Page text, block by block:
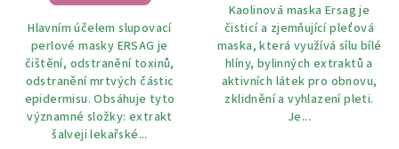
Hlavním účelem slupovací
perlové masky ERSAG je
čištění, odstranění toxinů,
odstranění mrtvých částic
epidermisu. Obsáhuje tyto
významné složky: extrakt
šalveji lekařské...
Kaolinová maska Ersag je
čisticí a zjemňující pleťová
maska, která využívá sílu bílé
hlíny, bylinných extraktů a
aktivních látek pro obnovu,
zklidnění a vyhlazení pleti.
Je...